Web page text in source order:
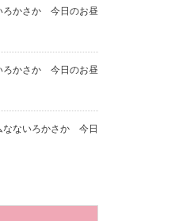
ろかさか 今日のお昼
ろかさか 今日のお昼
なないろかさか 今日